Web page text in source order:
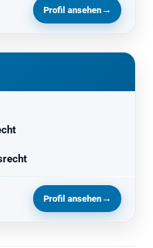
Profil ansehen→
Profil ansehen→